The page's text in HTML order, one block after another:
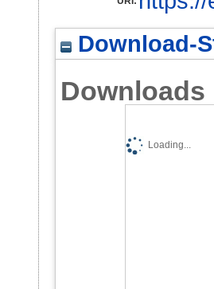
Download-
Downloads
Loading...